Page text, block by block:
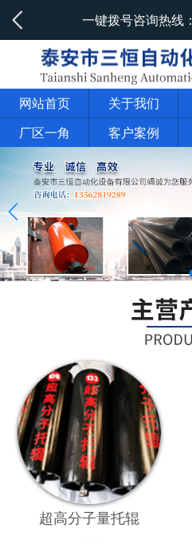
一键拨号咨询热线：
网站首页 关于我们
厂区一角
客户案例
超高分子量托辊